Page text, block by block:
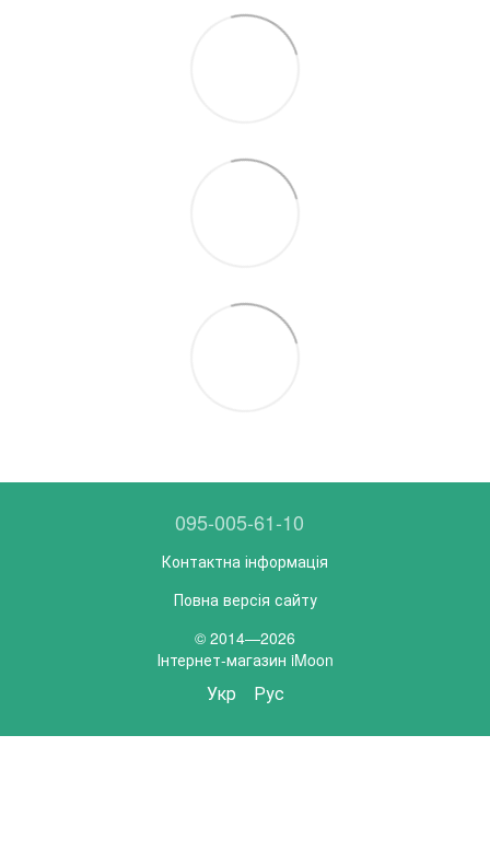
095-005-61-10
Контактна інформація
Повна версія сайту
© 2014—2026
Інтернет-магазин iMoon
Укр Рус